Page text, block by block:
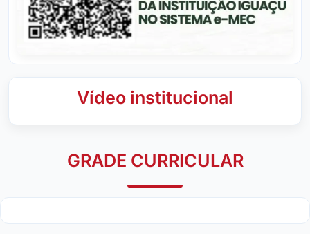
Vídeo institucional
GRADE CURRICULAR